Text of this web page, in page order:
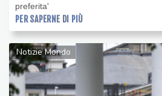
preferita'
PER SAPERNE DI PIÙ
Notizie Mondo